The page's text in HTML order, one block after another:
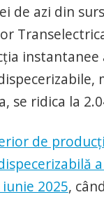
de azi din
se ridica la
de
2025,